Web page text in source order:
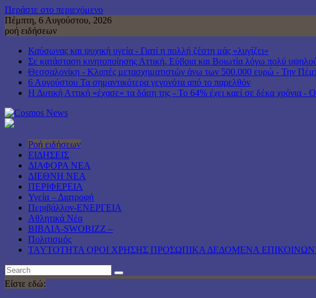
Περάστε στο περιεχόμενο
Πέμπτη, 6 Αυγούστου, 2026
ροή ειδήσεων
Καύσωνας και ψυχική υγεία - Γιατί η πολλή ζέστη μάς «λυγίζει»
Σε κατάσταση κινητοποίησης Αττική, Εύβοια και Βοιωτία λόγω πολύ
Θεσσαλονίκη - Κλοπές μετασχηματιστών άνω των 500.000 ευρώ - Την
6 Αυγούστου Τα σημαντικότερα γεγονότα από το παρελθόν
Η Δυτική Αττική «έχασε» τα δάση της - Το 64% έχει καεί σε δέκα χρόνια -
Ροή ειδήσεων
ΕΙΔΗΣΕΙΣ
ΔΙΑΦΟΡΑ ΝΕΑ
ΔΙΕΘΝΗ ΝΕΑ
ΠΕΡΙΦΕΡΕΙΑ
Υγεία – Διατροφή
Περιβάλλον-ΕΝΕΡΓΕΙΑ
Αθλητικά Νέα
ΒΙΒΛΙΑ-SWOBIZZ –
Πολιτισμός
TAYTOTHTA ΟΡΟΙ ΧΡΗΣΗΣ ΠΡΟΣΩΠΙΚΑ ΔΕΔΟΜΕΝΑ
Είστε εδώ: